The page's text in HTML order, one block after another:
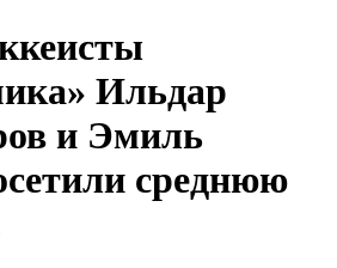
Ильдар
и Эмиль
среднюю